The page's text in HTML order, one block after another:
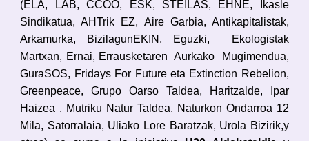
(ELA, LAB, CCOO, ESK, STEILAS, EHNE, Ikasle
Sindikatua, AHTrik EZ, Aire Garbia, Antikapitalistak,
Arkamurka, BizilagunEKIN, Eguzki, Ekologistak
Martxan, Ernai, Errausketaren Aurkako Mugimendua,
GuraSOS, Fridays For Future eta Extinction Rebelion,
Greenpeace, Grupo Oarso Taldea, Haritzalde, Ipar
Haizea , Mutriku Natur Taldea, Naturkon Ondarroa 12
Mila, Satorralaia, Uliako Lore Baratzak, Urola Bizirik,y